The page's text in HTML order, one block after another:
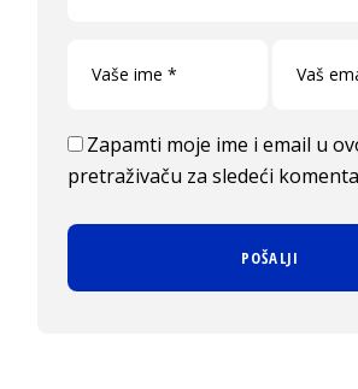
Zapamti moje ime i email u
pretraživaču za sledeći